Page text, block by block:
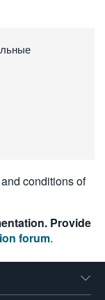
conditions of
Provide
forum.